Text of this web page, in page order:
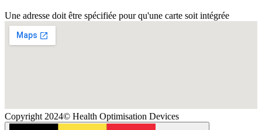
Une adresse doit être spécifiée pour qu'une carte soit intégrée
Copyright 2024© Health Optimisation Devices